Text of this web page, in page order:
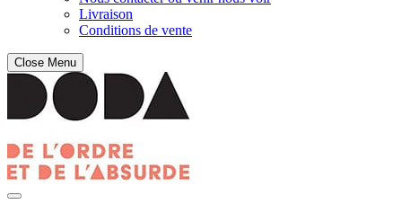
Livraison
Conditions de vente
Close Menu